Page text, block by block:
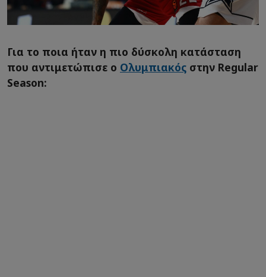
Για το ποια ήταν η πιο δύσκολη κατάσταση
που αντιμετώπισε ο Ολυμπιακός στην Regular
Season: